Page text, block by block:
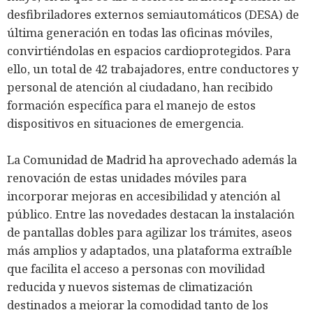
desfibriladores externos semiautomáticos (DESA) de
última generación en todas las oficinas móviles,
convirtiéndolas en espacios cardioprotegidos. Para
ello, un total de 42 trabajadores, entre conductores y
personal de atención al ciudadano, han recibido
formación específica para el manejo de estos
dispositivos en situaciones de emergencia.
La Comunidad de Madrid ha aprovechado además la
renovación de estas unidades móviles para
incorporar mejoras en accesibilidad y atención al
público. Entre las novedades destacan la instalación
de pantallas dobles para agilizar los trámites, aseos
más amplios y adaptados, una plataforma extraíble
que facilita el acceso a personas con movilidad
reducida y nuevos sistemas de climatización
destinados a mejorar la comodidad tanto de los